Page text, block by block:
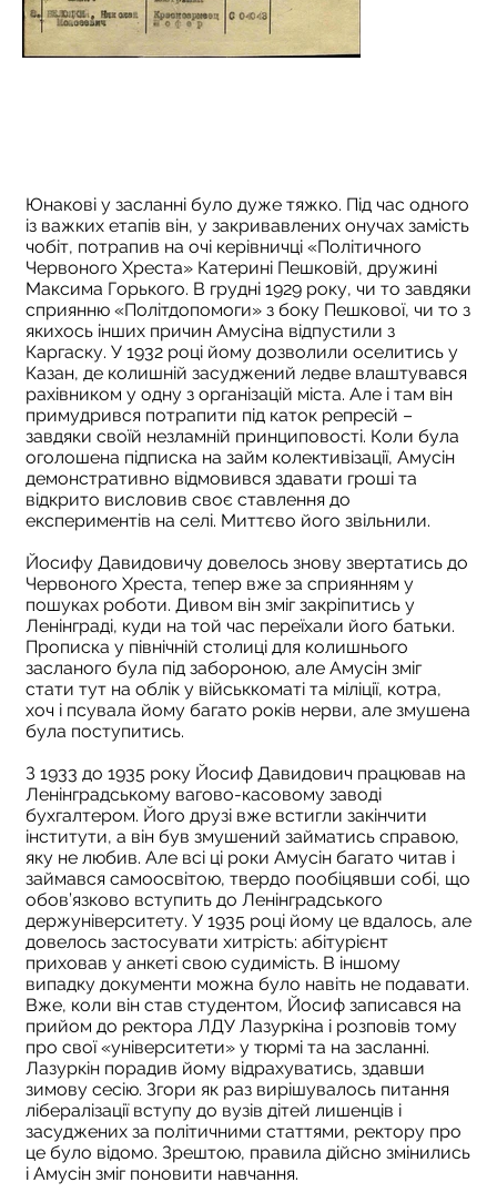
Юнакові у засланні було дуже тяжко. Під час одного
із важких етапів він, у закривавлених онучах замість
чобіт, потрапив на очі керівничці «Політичного
Червоного Хреста» Катерині Пешковій, дружині
Максима Горького. В грудні 1929 року, чи то завдяки
сприянню «Політдопомоги» з боку Пешкової, чи то з
якихось інших причин Амусіна відпустили з
Каргаску. У 1932 році йому дозволили оселитись у
Казан, де колишній засуджений ледве влаштувався
рахівником у одну з організацій міста. Але і там він
примудрився потрапити під каток репресій –
завдяки своїй незламній принциповості. Коли була
оголошена підписка на займ колективізації, Амусін
демонстративно відмовився здавати гроші та
відкрито висловив своє ставлення до
експериментів на селі. Миттєво його звільнили.
Йосифу Давидовичу довелось знову звертатись до
Червоного Хреста, тепер вже за сприянням у
пошуках роботи. Дивом він зміг закріпитись у
Ленінграді, куди на той час переїхали його батьки.
Прописка у північній столиці для колишнього
засланого була під забороною, але Амусін зміг
стати тут на облік у військкоматі та міліції, котра,
хоч і псувала йому багато років нерви, але змушена
була поступитись.
З 1933 до 1935 року Йосиф Давидович працював на
Ленінградському вагово-касовому заводі
бухгалтером. Його друзі вже встигли закінчити
інститути, а він був змушений займатись справою,
яку не любив. Але всі ці роки Амусін багато читав і
займався самоосвітою, твердо пообіцявши собі, що
обов’язково вступить до Ленінградського
держуніверситету. У 1935 році йому це вдалось, але
довелось застосувати хитрість: абітурієнт
приховав у анкеті свою судимість. В іншому
випадку документи можна було навіть не подавати.
Вже, коли він став студентом, Йосиф записався на
прийом до ректора ЛДУ Лазуркіна і розповів тому
про свої «університети» у тюрмі та на засланні.
Лазуркін порадив йому відрахуватись, здавши
зимову сесію. Згори як раз вирішувалось питання
лібералізації вступу до вузів дітей лишенців і
засуджених за політичними статтями, ректору про
це було відомо. Зрештою, правила дійсно змінились
і Амусін зміг поновити навчання.